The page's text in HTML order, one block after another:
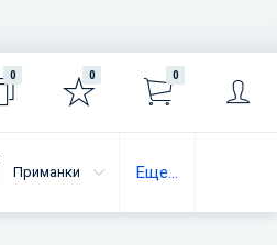
0 0 0
Приманки Еще...